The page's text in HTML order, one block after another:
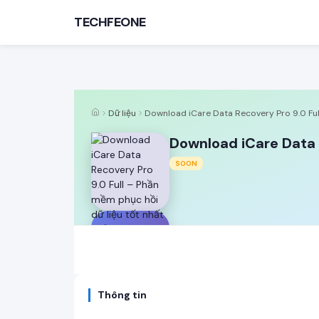
TÌM KIẾM PHỔ BIẾN
Game offline Ứng dụng miễn phí
TECHFEONE
Dữ liệu Download iCare Data Recovery Pro 9.0
Download iCare
SOON
Thông tin